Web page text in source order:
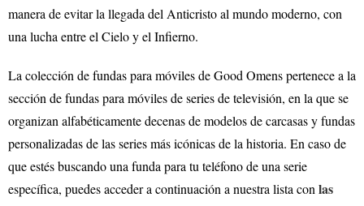
manera de evitar la llegada del Anticristo al mundo moderno, con
una lucha entre el Cielo y el Infierno.
La colección de fundas para móviles de Good Omens pertenece a la
sección de fundas para móviles de series de televisión, en la que se
organizan alfabéticamente decenas de modelos de carcasas y fundas
personalizadas de las series más icónicas de la historia. En caso de
que estés buscando una funda para tu teléfono de una serie
específica, puedes acceder a continuación a nuestra lista con las